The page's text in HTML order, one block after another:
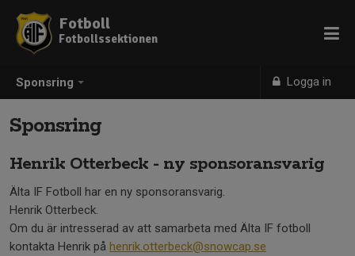
Sponsring Logga in
Fotboll
Fotbollssektionen
Sponsring
Henrik Otterbeck - ny sponsoransvarig
Älta IF Fotboll har en ny sponsoransvarig.
Henrik Otterbeck.
Om du är intresserad av att samarbeta med Älta IF fotboll
kontakta Henrik på henrik.otterbeck@snowcap.se